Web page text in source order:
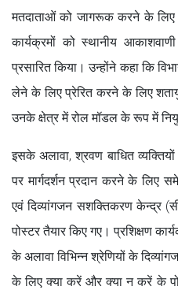
मतदाताओं को जागरूक करने के लिए
कार्यक्रमों को स्थानीय
प्रसारित किया। उन्होंने कहा कि
लेने के लिए प्रेरित करने के लिए
उनके क्षेत्र में रोल मॉडल के रूप में
इसके अलावा, श्रवण बाधित
पर मार्गदर्शन प्रदान करने के लिए
एवं दिव्यांगजन सशक्तिकरण केन्द्र
पोस्टर तैयार किए गए। प्रशिक्षण
के अलावा विभिन्न श्रेणियों के
के लिए क्या करें और क्या न करें के